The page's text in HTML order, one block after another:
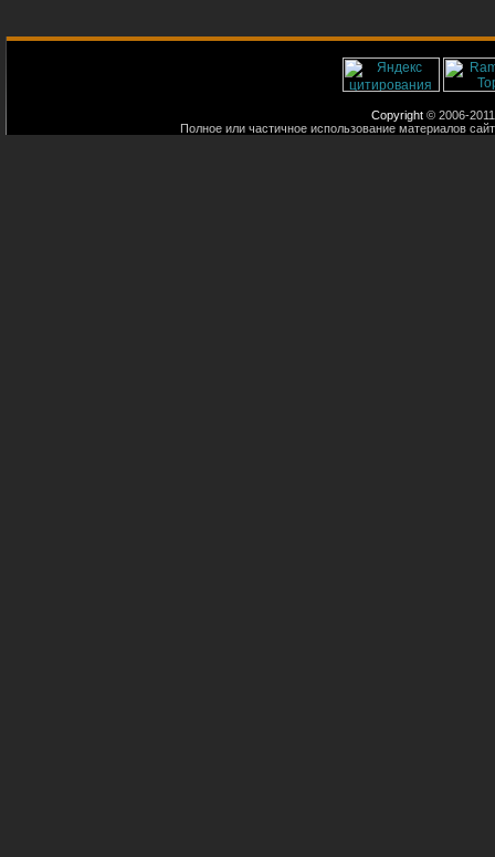
Copyright © 2006-
Полное или частичное использование материалов